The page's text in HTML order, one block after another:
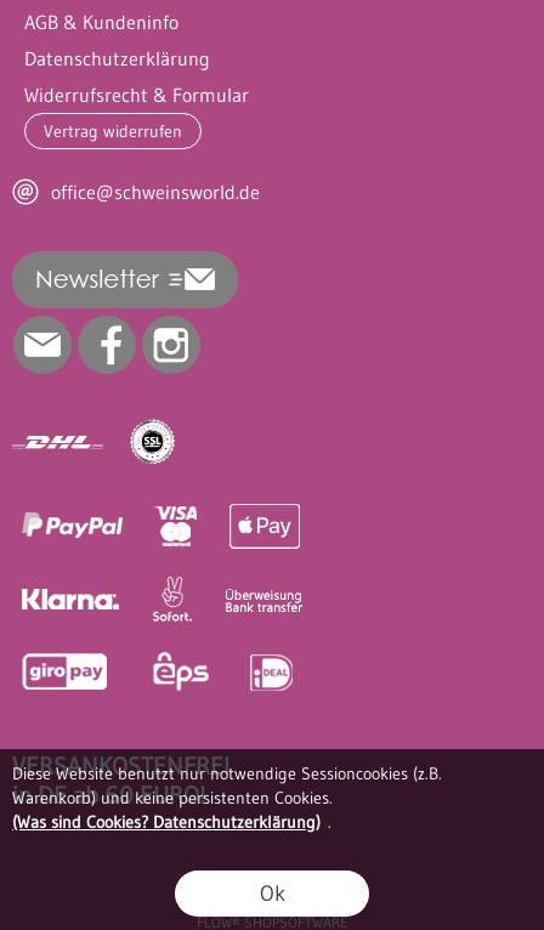
Diese Website benutzt nur notwendige Sessioncookies (z.B.
Warenkorb) und keine persistenten Cookies.
(Was sind Cookies? Datenschutzerklärung) .
Ok
AGB & Kundeninfo
Datenschutzerklärung
Widerrufsrecht & Formular
Vertrag widerrufen
office@schweinsworld.de
VERSANKOSTENFREI
in DE ab 60 EURO!
FLOW® SHOPSOFTWARE